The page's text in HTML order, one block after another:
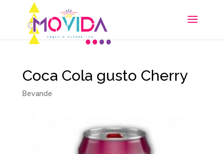
Coca Cola gusto Cherry
Bevande